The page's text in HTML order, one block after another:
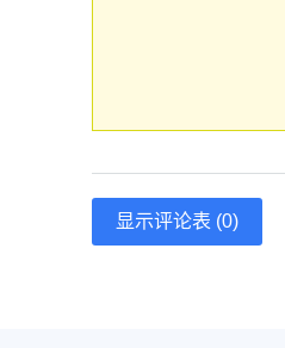
显示评论表 (0)